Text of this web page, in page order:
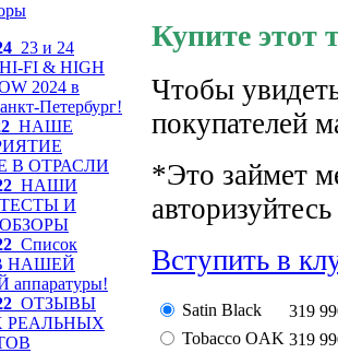
23 и 24
FI & HIGH
2024 в
Петербург!
НАШЕ
В ОТРАСЛИ
НАШИ
И
Список
НАШЕЙ
ОТЗЫВЫ
Купите этот
Чтобы
покупателей
*Это займет
Вступить в
Satin Black
319
Tobacco OAK 319